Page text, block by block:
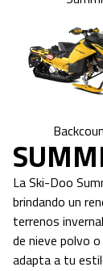
La Ski-Doo
brindando un
terrenos
de nieve polvo
adapta a tu